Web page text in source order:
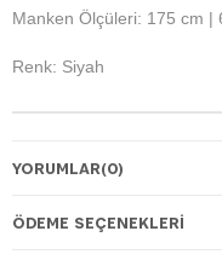
Manken Ölçüleri: 175 cm |
Renk: Siyah
YORUMLAR(0)
ÖDEME SEÇENEKLERI